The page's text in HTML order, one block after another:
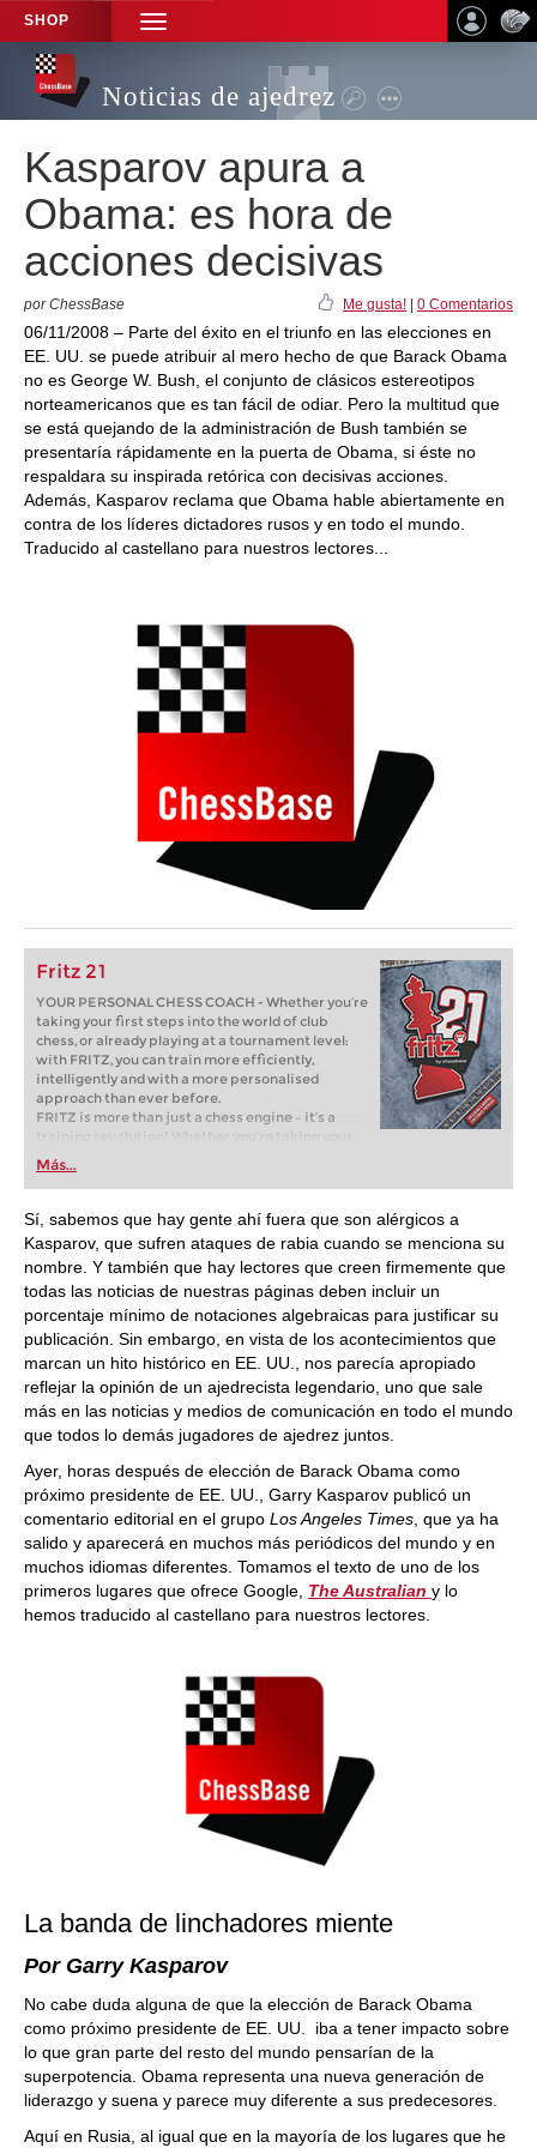
SHOP
TOGGLE
NAVIGATION
Noticias de ajedrez
Kasparov apura a
Obama: es hora de
acciones decisivas
por ChessBase Me gusta! 0 Comentarios
06/11/2008 – Parte del éxito en el triunfo en las elecciones en
EE. UU. se puede atribuir al mero hecho de que Barack Obama
no es George W. Bush, el conjunto de clásicos estereotipos
norteamericanos que es tan fácil de odiar. Pero la multitud que
se está quejando de la administración de Bush también se
presentaría rápidamente en la puerta de Obama, si éste no
respaldara su inspirada retórica con decisivas acciones.
Además, Kasparov reclama que Obama hable abiertamente en
contra de los líderes dictadores rusos y en todo el mundo.
Traducido al castellano para nuestros lectores...
Fritz 21
YOUR PERSONAL CHESS COACH - Whether you’re
taking your first steps into the world of club
chess, or already playing at a tournament level:
with FRITZ, you can train more efficiently,
intelligently and with a more personalised
approach than ever before.
FRITZ is more than just a chess engine – it’s a
training revolution! Whether you’re taking your
first steps into the world of club chess, or already
playing at a tournament level: with FRITZ, you can
train more efficiently, intelligently and with a
more personalised approach than ever before.
Más...
Sí, sabemos que hay gente ahí fuera que son alérgicos a
Kasparov, que sufren ataques de rabia cuando se menciona su
nombre. Y también que hay lectores que creen firmemente que
todas las noticias de nuestras páginas deben incluir un
porcentaje mínimo de notaciones algebraicas para justificar su
publicación. Sin embargo, en vista de los acontecimientos que
marcan un hito histórico en EE. UU., nos parecía apropiado
reflejar la opinión de un ajedrecista legendario, uno que sale
más en las noticias y medios de comunicación en todo el mundo
que todos lo demás jugadores de ajedrez juntos.
Ayer, horas después de elección de Barack Obama como
próximo presidente de EE. UU., Garry Kasparov publicó un
comentario editorial en el grupo Los Angeles Times , que ya ha
salido y aparecerá en muchos más periódicos del mundo y en
muchos idiomas diferentes. Tomamos el texto de uno de los
primeros lugares que ofrece Google, The Australian y lo
hemos traducido al castellano para nuestros lectores.
La banda de linchadores miente
Por Garry Kasparov
No cabe duda alguna de que la elección de Barack Obama
como próximo presidente de EE. UU. iba a tener impacto sobre
lo que gran parte del resto del mundo pensarían de la
superpotencia. Obama representa una nueva generación de
liderazgo y suena y parece muy diferente a sus predecesores.
Aquí en Rusia, al igual que en la mayoría de los lugares que he